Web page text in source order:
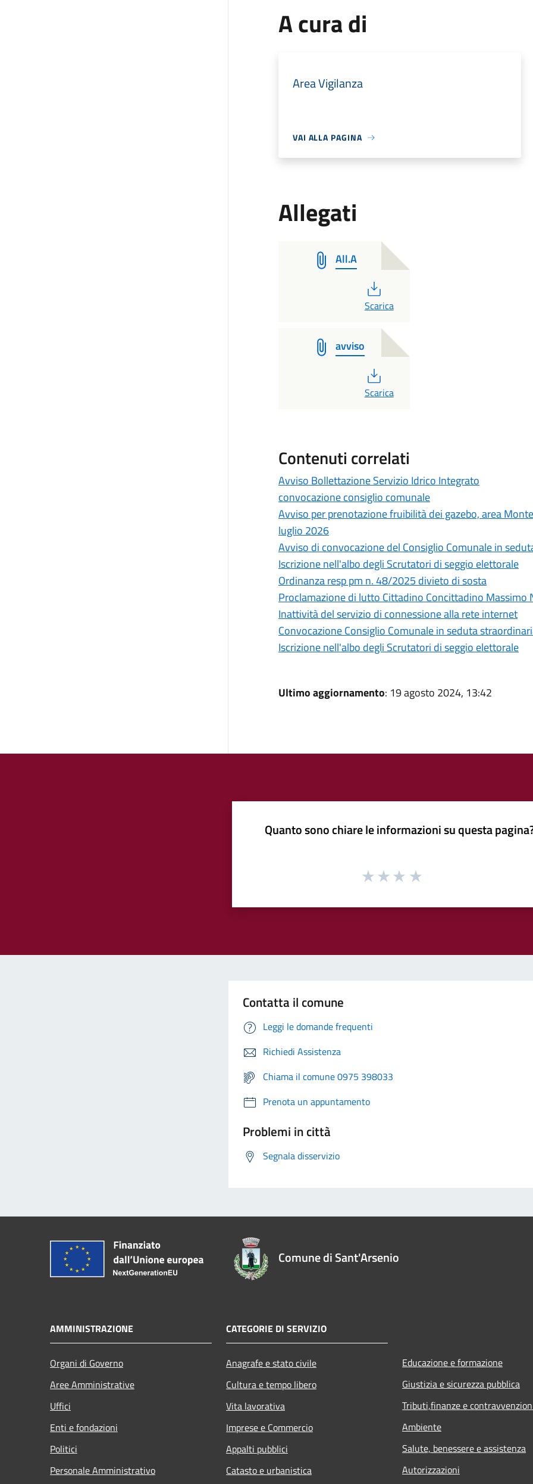
A cura di
Area Vigilanza
VAI ALLA PAGINA
Allegati
All.A
PDF
Scarica
avviso
PDF
Scarica
Contenuti correlati
Avviso Bollettazione Servizio Idrico Integrato
convocazione consiglio comunale
Avviso per prenotazione fruibilità dei gazebo, area
luglio 2026
Avviso di convocazione del Consiglio Comunale in
Iscrizione nell'albo degli Scrutatori di seggio elettorale
Ordinanza resp pm n. 48/2025 divieto di sosta
Proclamazione di lutto Cittadino Concittadino
Inattività del servizio di connessione alla rete internet
Convocazione Consiglio Comunale in seduta
Iscrizione nell'albo degli Scrutatori di seggio elettorale
Ultimo aggiornamento: 19 agosto 2024, 13:42
Quanto sono chiare le informazioni su questa
Contatta il comune
Leggi le domande frequenti
Richiedi Assistenza
Chiama il comune 0975 398033
Prenota un appuntamento
Problemi in città
Segnala disservizio
Comune di Sant'Arsenio
AMMINISTRAZIONE
Organi di Governo
Aree Amministrative
Uffici
Enti e fondazioni
Politici
Personale Amministrativo
CATEGORIE DI SERVIZIO
Anagrafe e stato civile
Cultura e tempo libero
Vita lavorativa
Imprese e Commercio
Appalti pubblici
Catasto e urbanistica
Educazione e formazione
Giustizia e sicurezza pubblica
Tributi,finanze e
Ambiente
Salute, benessere e assistenza
Autorizzazioni